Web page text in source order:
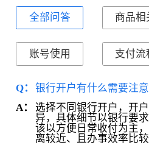
全部问答 商品相
账号使用 支付流
Q： 银行开户有什么需要注意
A：
选择不同银行开户，开
异，具体细节以银行要
该以方便日常收付为主
离较近、且办事效率比